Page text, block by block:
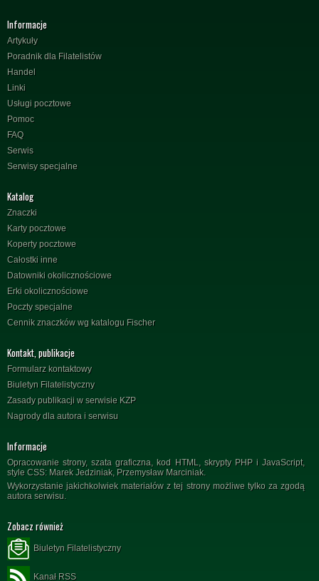
Informacje
Artykuły
Poradnik dla Filatelistów
Handel
Linki
Usługi pocztowe
Pomoc
FAQ
Serwis
Serwisy specjalne
Katalog
Znaczki
Karty pocztowe
Koperty pocztowe
Całostki inne
Datowniki okolicznościowe
Erki okolicznościowe
Poczty specjalne
Cennik znaczków wg katalogu Fischer
Kontakt, publikacje
Formularz kontaktowy
Biuletyn Filatelistyczny
Zasady publikacji w serwisie KZP
Nagrody dla autora i serwisu
Informacje
Opracowanie strony, szata graficzna, kod HTML, skrypty PHP i JavaScript,
style CSS: Marek Jedziniak, Przemysław Marciniak.
Wykorzystanie jakichkolwiek materiałów z tej strony możliwe tylko za zgodą
autora serwisu.
Zobacz również
Biuletyn Filatelistyczny
Kanał RSS